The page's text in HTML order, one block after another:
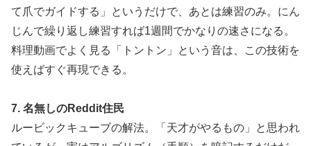
て爪でガイドする」というだけで、あとは練習のみ。にん
じんで繰り返し練習すれば1週間でかなりの速さになる。
料理動画でよく見る「トントン」という音は、この技術を
使えばすぐ再現できる。
7. 名無しのReddit住民
ルービックキューブの解法。「天才がやるもの」と思われ